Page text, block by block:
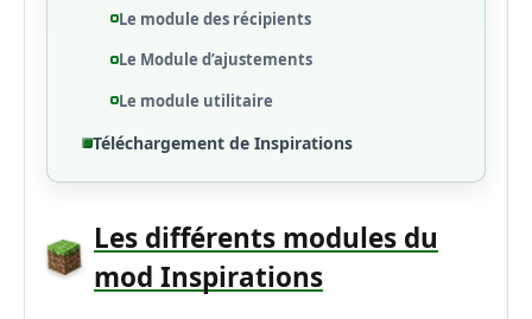
Le module des récipients
Le Module d’ajustements
Le module utilitaire
Téléchargement de Inspirations
Les différents modules du
mod Inspirations